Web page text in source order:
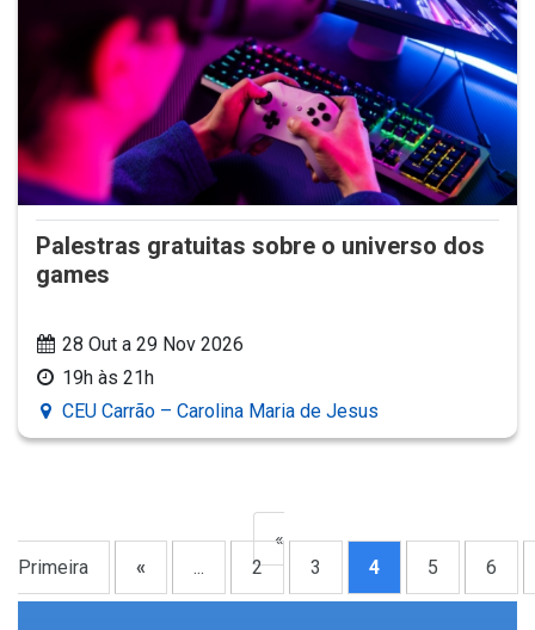
Palestras gratuitas sobre o universo dos
games
28 Out a 29 Nov 2026
19h às 21h
CEU Carrão – Carolina Maria de Jesus
«
Primeira
« ... 2 3 4 5 6